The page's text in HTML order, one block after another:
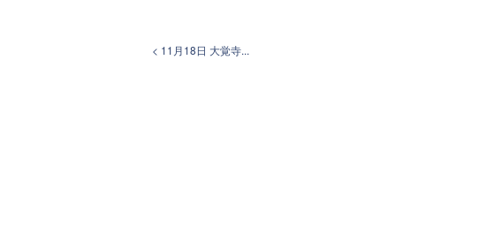
< 11月18日 大覚寺...